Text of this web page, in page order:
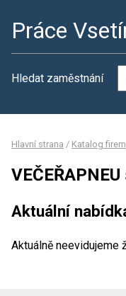
Práce
Hledat zaměstnání
Hlavní strana / Katalog firem
VEČEŘAPNEU
Aktuální
Aktuálně neevidujeme